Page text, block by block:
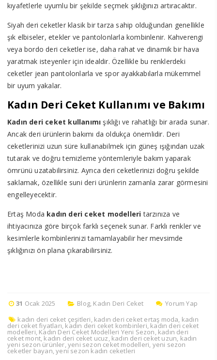
kıyafetlerle uyumlu bir şekilde seçmek şıklığınızı artıracaktır.
Siyah deri ceketler klasik bir tarza sahip olduğundan genellikle
şık elbiseler, etekler ve pantolonlarla kombinlenir. Kahverengi
veya bordo deri ceketler ise, daha rahat ve dinamik bir hava
yaratmak isteyenler için idealdir. Özellikle bu renklerdeki
ceketler jean pantolonlarla ve spor ayakkabılarla mükemmel
bir uyum yakalar.
Kadın Deri Ceket Kullanımı ve Bakımı
Kadın deri ceket kullanımı şıklığı ve rahatlığı bir arada sunar.
Ancak deri ürünlerin bakımı da oldukça önemlidir. Deri
ceketlerinizi uzun süre kullanabilmek için güneş ışığından uzak
tutarak ve doğru temizleme yöntemleriyle bakım yaparak
ömrünü uzatabilirsiniz. Ayrıca deri ceketlerinizi doğru şekilde
saklamak, özellikle suni deri ürünlerin zamanla zarar görmesini
engelleyecektir.
Ertaş Moda kadın deri ceket modelleri tarzınıza ve
ihtiyacınıza göre birçok farklı seçenek sunar. Farklı renkler ve
kesimlerle kombinlerinizi tamamlayabilir her mevsimde
şıklığınızı ön plana çıkarabilirsiniz.
31 Ocak 2025 Blog Kadın Deri Ceket
Yorum Yap
kadın deri ceket çeşitleri kadın deri ceket ertaş moda kadın
deri ceket fiyatları kadın deri ceket kombinleri kadın deri ceket
modelleri Kadın Deri Ceket Modelleri Yeni Sezon kadın deri
ceket mont kadın deri ceket ucuz kadın deri ceket uzun kadın
yeni sezon ürünler ,yeni sezon ceket modelleri yeni sezon
ceketler bayan ,yeni sezon kadın ceketleri